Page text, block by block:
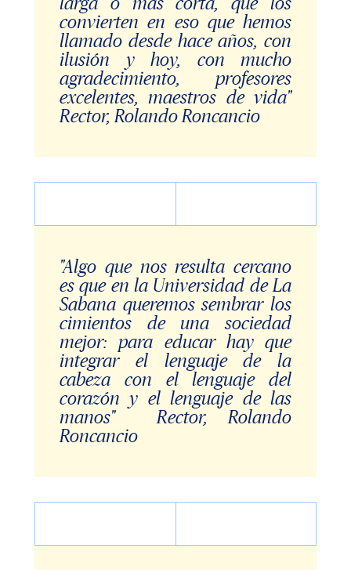
convierten en eso que hemos
llamado desde hace años, con
ilusión y hoy, con mucho
agradecimiento, profesores
excelentes, maestros de vida"
Rector, Rolando Roncancio
"Algo que nos resulta cercano
es que en la Universidad de La
Sabana queremos sembrar los
cimientos de una sociedad
mejor: para educar hay que
integrar el lenguaje de la
cabeza con el lenguaje del
corazón y el lenguaje de las
manos" Rector, Rolando
Roncancio